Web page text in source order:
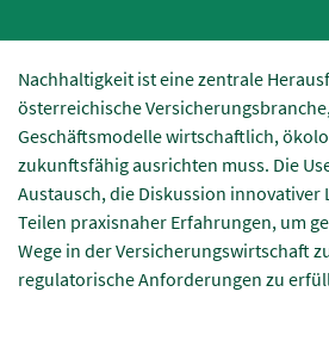
Nachhaltigkeit ist eine zentrale
österreichische
Geschäftsmodelle wirtschaftlich,
zukunftsfähig ausrichten muss. Die
Austausch, die Diskussion innovativer
Teilen praxisnaher Erfahrungen, um
Wege in der Versicherungswirtschaft
regulatorische Anforderungen zu